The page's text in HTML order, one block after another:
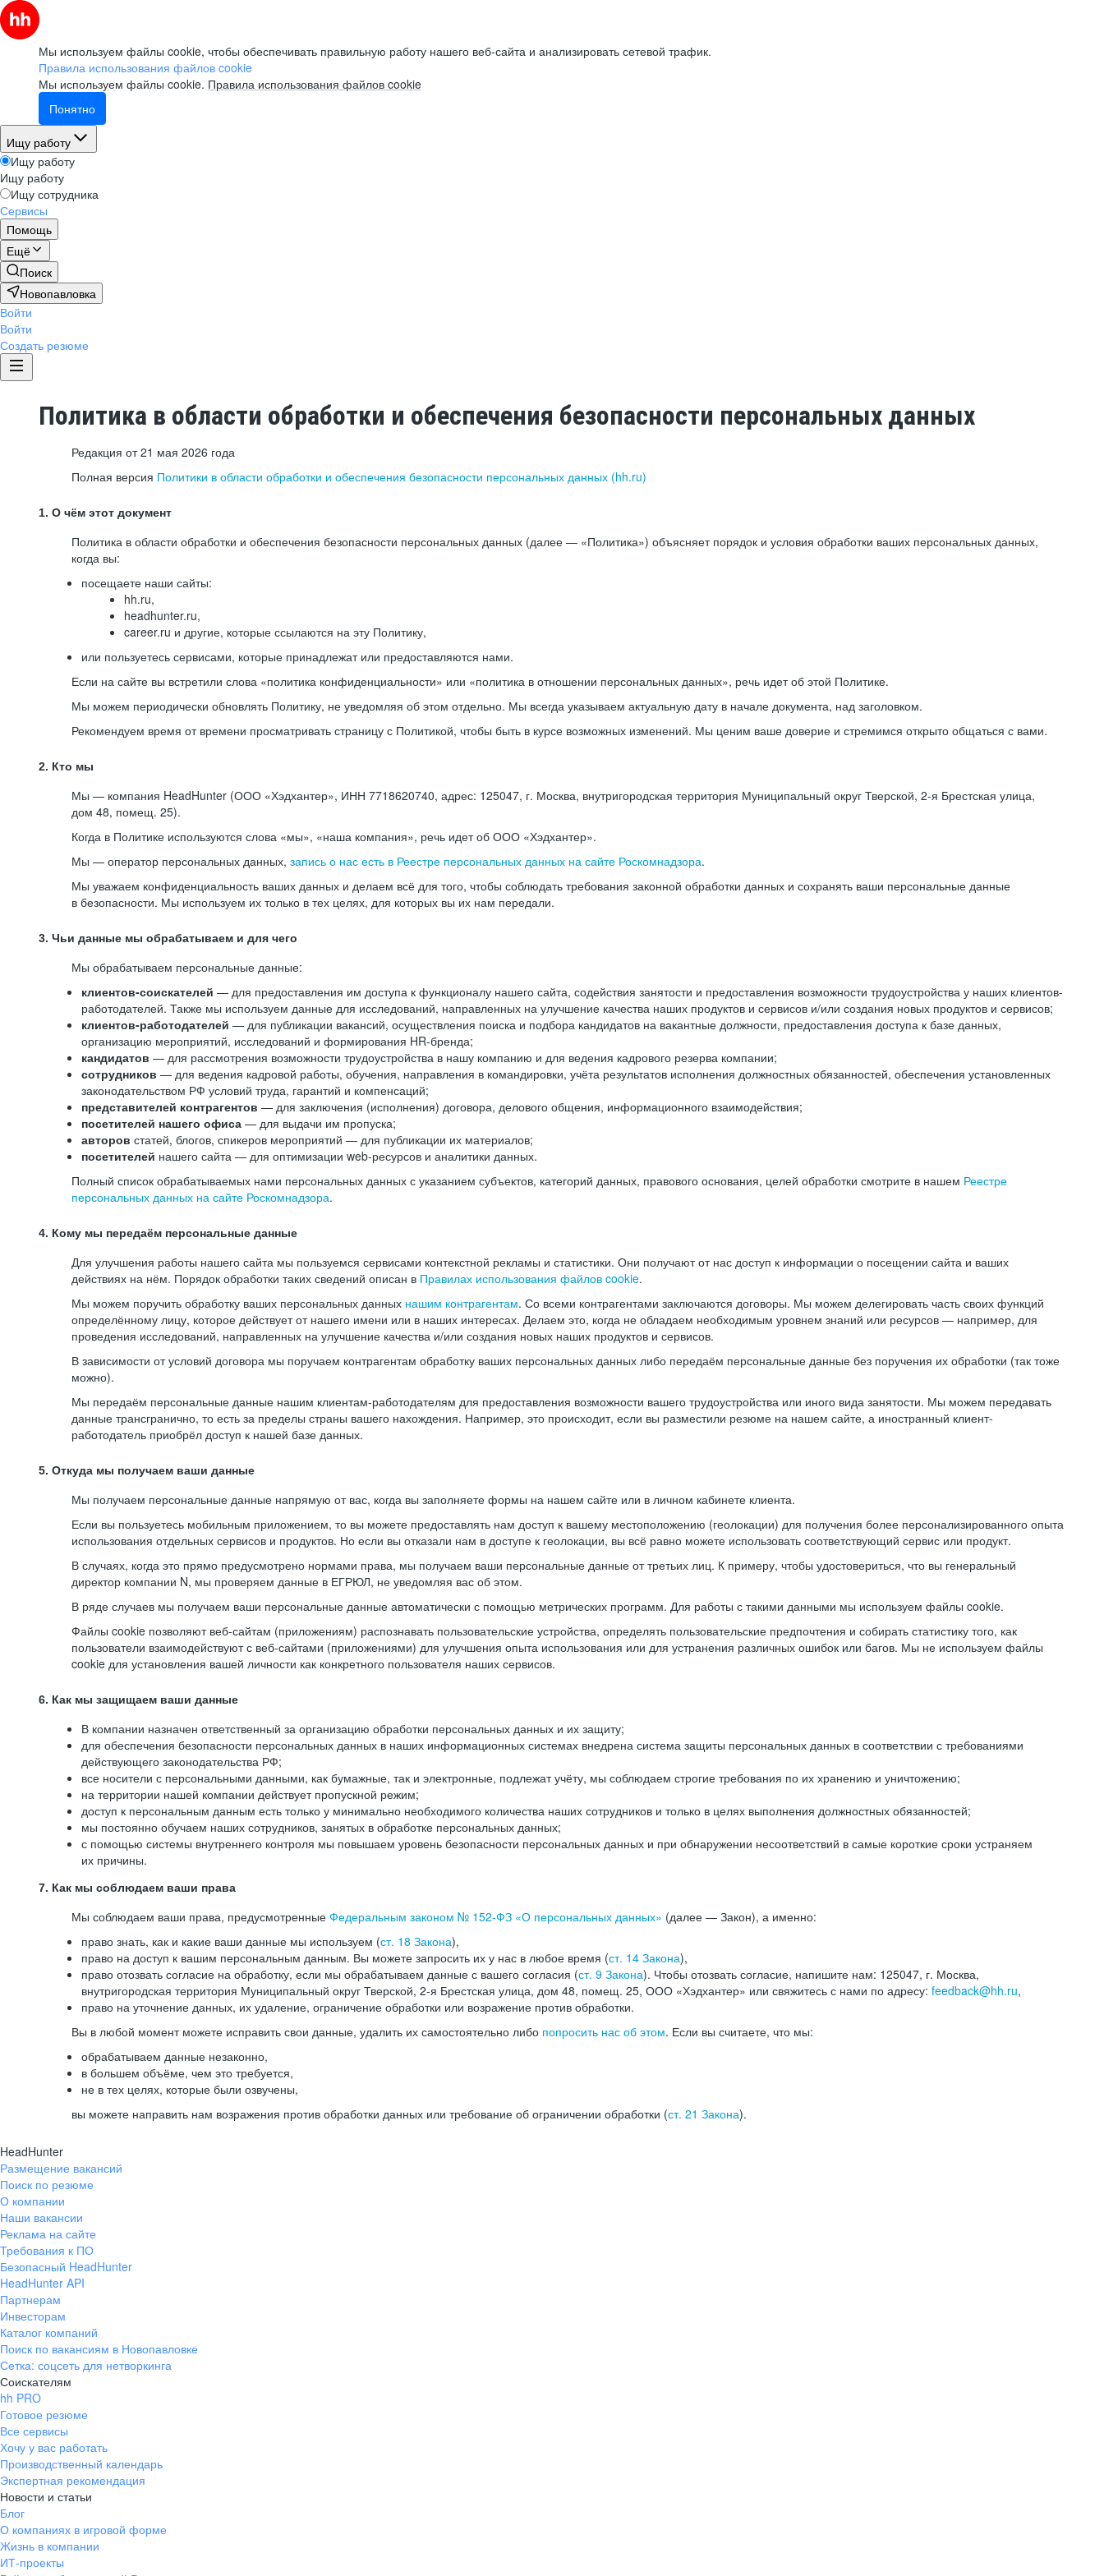
Мы используем файлы cookie, чтобы обеспечивать правильную работу нашего веб-сайта и анализировать сетевой трафик.
Правила использования файлов cookie
Мы используем файлы cookie. Правила использования файлов cookie
Понятно
Ищу работу
Ищу работу
Ищу работу
Ищу сотрудника
Сервисы
Помощь
Ещё
Поиск
Новопавловка
Войти
Войти
Создать резюме
Политика в области обработки и обеспечения безопасности персональных данных
Редакция от 21 мая 2026 года
Полная версия Политики в области обработки и обеспечения безопасности персональных данных (hh.ru)
1. О чём этот документ
Политика в области обработки и обеспечения безопасности персональных данных (далее — «Политика») объясняет порядок и условия обработки ваших персональных данных,
когда вы:
посещаете наши сайты:
hh.ru,
headhunter.ru,
career.ru и другие, которые ссылаются на эту Политику,
или пользуетесь сервисами, которые принадлежат или предоставляются нами.
Если на сайте вы встретили слова «политика конфиденциальности» или «политика в отношении персональных данных», речь идет об этой Политике.
Мы можем периодически обновлять Политику, не уведомляя об этом отдельно. Мы всегда указываем актуальную дату в начале документа, над заголовком.
Рекомендуем время от времени просматривать страницу с Политикой, чтобы быть в курсе возможных изменений. Мы ценим ваше доверие и стремимся открыто общаться с вами.
2. Кто мы
Мы — компания HeadHunter (ООО «Хэдхантер», ИНН 7718620740, адрес: 125047, г. Москва, внутригородская территория Муниципальный округ Тверской, 2-я Брестская улица,
дом 48, помещ. 25).
Когда в Политике используются слова «мы», «наша компания», речь идет об ООО «Хэдхантер».
Мы — оператор персональных данных, запись о нас есть в Реестре персональных данных на сайте Роскомнадзора.
Мы уважаем конфиденциальность ваших данных и делаем всё для того, чтобы соблюдать требования законной обработки данных и сохранять ваши персональные данные
в безопасности. Мы используем их только в тех целях, для которых вы их нам передали.
3. Чьи данные мы обрабатываем и для чего
Мы обрабатываем персональные данные:
клиентов-соискателей — для предоставления им доступа к функционалу нашего сайта, содействия занятости и предоставления возможности трудоустройства у наших клиентов-
работодателей. Также мы используем данные для исследований, направленных на улучшение качества наших продуктов и сервисов и/или создания новых продуктов и сервисов;
клиентов-работодателей — для публикации вакансий, осуществления поиска и подбора кандидатов на вакантные должности, предоставления доступа к базе данных,
организацию мероприятий, исследований и формирования HR-бренда;
кандидатов — для рассмотрения возможности трудоустройства в нашу компанию и для ведения кадрового резерва компании;
сотрудников — для ведения кадровой работы, обучения, направления в командировки, учёта результатов исполнения должностных обязанностей, обеспечения установленных
законодательством РФ условий труда, гарантий и компенсаций;
представителей контрагентов — для заключения (исполнения) договора, делового общения, информационного взаимодействия;
посетителей нашего офиса — для выдачи им пропуска;
авторов статей, блогов, спикеров мероприятий — для публикации их материалов;
посетителей нашего сайта — для оптимизации web-ресурсов и аналитики данных.
Полный список обрабатываемых нами персональных данных с указанием субъектов, категорий данных, правового основания, целей обработки смотрите в нашем Реестре
персональных данных на сайте Роскомнадзора.
4. Кому мы передаём персональные данные
Для улучшения работы нашего сайта мы пользуемся сервисами контекстной рекламы и статистики. Они получают от нас доступ к информации о посещении сайта и ваших
действиях на нём. Порядок обработки таких сведений описан в Правилах использования файлов cookie.
Мы можем поручить обработку ваших персональных данных нашим контрагентам. Со всеми контрагентами заключаются договоры. Мы можем делегировать часть своих функций
определённому лицу, которое действует от нашего имени или в наших интересах. Делаем это, когда не обладаем необходимым уровнем знаний или ресурсов — например, для
проведения исследований, направленных на улучшение качества и/или создания новых наших продуктов и сервисов.
В зависимости от условий договора мы поручаем контрагентам обработку ваших персональных данных либо передаём персональные данные без поручения их обработки (так тоже
можно).
Мы передаём персональные данные нашим клиентам-работодателям для предоставления возможности вашего трудоустройства или иного вида занятости. Мы можем передавать
данные трансгранично, то есть за пределы страны вашего нахождения. Например, это происходит, если вы разместили резюме на нашем сайте, а иностранный клиент-
работодатель приобрёл доступ к нашей базе данных.
5. Откуда мы получаем ваши данные
Мы получаем персональные данные напрямую от вас, когда вы заполняете формы на нашем сайте или в личном кабинете клиента.
Если вы пользуетесь мобильным приложением, то вы можете предоставлять нам доступ к вашему местоположению (геолокации) для получения более персонализированного опыта
использования отдельных сервисов и продуктов. Но если вы отказали нам в доступе к геолокации, вы всё равно можете использовать соответствующий сервис или продукт.
В случаях, когда это прямо предусмотрено нормами права, мы получаем ваши персональные данные от третьих лиц. К примеру, чтобы удостовериться, что вы генеральный
директор компании N, мы проверяем данные в ЕГРЮЛ, не уведомляя вас об этом.
В ряде случаев мы получаем ваши персональные данные автоматически с помощью метрических программ. Для работы с такими данными мы используем файлы cookie.
Файлы cookie позволяют веб-сайтам (приложениям) распознавать пользовательские устройства, определять пользовательские предпочтения и собирать статистику того, как
пользователи взаимодействуют с веб-сайтами (приложениями) для улучшения опыта использования или для устранения различных ошибок или багов. Мы не используем файлы
cookie для установления вашей личности как конкретного пользователя наших сервисов.
6. Как мы защищаем ваши данные
В компании назначен ответственный за организацию обработки персональных данных и их защиту;
для обеспечения безопасности персональных данных в наших информационных системах внедрена система защиты персональных данных в соответствии с требованиями
действующего законодательства РФ;
все носители с персональными данными, как бумажные, так и электронные, подлежат учёту, мы соблюдаем строгие требования по их хранению и уничтожению;
на территории нашей компании действует пропускной режим;
доступ к персональным данным есть только у минимально необходимого количества наших сотрудников и только в целях выполнения должностных обязанностей;
мы постоянно обучаем наших сотрудников, занятых в обработке персональных данных;
с помощью системы внутреннего контроля мы повышаем уровень безопасности персональных данных и при обнаружении несоответствий в самые короткие сроки устраняем
их причины.
7. Как мы соблюдаем ваши права
Мы соблюдаем ваши права, предусмотренные Федеральным законом № 152-ФЗ «О персональных данных» (далее — Закон), а именно:
право знать, как и какие ваши данные мы используем (ст. 18 Закона),
право на доступ к вашим персональным данным. Вы можете запросить их у нас в любое время (ст. 14 Закона),
право отозвать согласие на обработку, если мы обрабатываем данные с вашего согласия (ст. 9 Закона). Чтобы отозвать согласие, напишите нам: 125047, г. Москва,
внутригородская территория Муниципальный округ Тверской, 2-я Брестская улица, дом 48, помещ. 25, ООО «Хэдхантер» или свяжитесь с нами по адресу: feedback@hh.ru,
право на уточнение данных, их удаление, ограничение обработки или возражение против обработки.
Вы в любой момент можете исправить свои данные, удалить их самостоятельно либо попросить нас об этом. Если вы считаете, что мы:
обрабатываем данные незаконно,
в большем объёме, чем это требуется,
не в тех целях, которые были озвучены,
вы можете направить нам возражения против обработки данных или требование об ограничении обработки (ст. 21 Закона).
HeadHunter
Размещение вакансий
Поиск по резюме
О компании
Наши вакансии
Реклама на сайте
Требования к ПО
Безопасный HeadHunter
HeadHunter API
Партнерам
Инвесторам
Каталог компаний
Поиск по вакансиям в Новопавловке
Сетка: соцсеть для нетворкинга
Соискателям
hh PRO
Готовое резюме
Все сервисы
Хочу у вас работать
Производственный календарь
Экспертная рекомендация
Новости и статьи
Блог
О компаниях в игровой форме
Жизнь в компании
ИТ-проекты